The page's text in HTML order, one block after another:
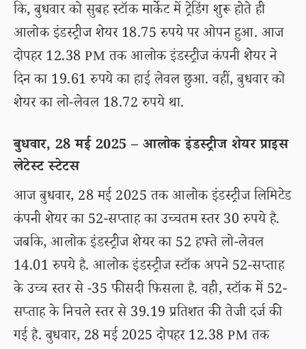
कि, बुधवार को सुबह स्टॉक मार्केट में ट्रेडिंग शुरू होते ही
आलोक इंडस्ट्रीज शेयर 18.75 रुपये पर ओपन हुआ. आज
दोपहर 12.38 PM तक आलोक इंडस्ट्रीज कंपनी शेयर ने
दिन का 19.61 रुपये का हाई लेवल छुआ. वहीं, बुधवार को
शेयर का लो-लेवल 18.72 रुपये था.
बुधवार, 28 मई 2025 – आलोक इंडस्ट्रीज शेयर प्राइस
लेटेस्ट स्टेटस
आज बुधवार, 28 मई 2025 तक आलोक इंडस्ट्रीज लिमिटेड
कंपनी शेयर का 52-सप्ताह का उच्चतम स्तर 30 रुपये है.
जबकि, आलोक इंडस्ट्रीज शेयर का 52 हफ्ते लो-लेवल
14.01 रुपये है. आलोक इंडस्ट्रीज स्टॉक अपने 52-सप्ताह
के उच्च स्तर से -35 फीसदी फिसला है. वही, स्टॉक में 52-
सप्ताह के निचले स्तर से 39.19 प्रतिशत की तेजी दर्ज की
गई है. बुधवार, 28 मई 2025 दोपहर 12.38 PM तक